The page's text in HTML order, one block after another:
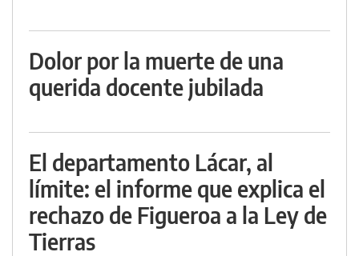
Dolor por la muerte de una
querida docente jubilada
El departamento Lácar, al
límite: el informe que explica el
rechazo de Figueroa a la Ley de
Tierras